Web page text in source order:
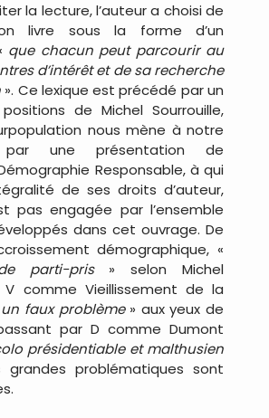
la lecture, l’auteur a choisi de
livre sous la forme d’un
que chacun peut parcourir au
d’intérêt et de sa recherche
». Ce lexique est précédé par un
de Michel Sourrouille,
nous mène à notre
une présentation de
Responsable, à qui
de ses droits d’auteur,
pas engagée par l’ensemble
dans cet ouvrage. De
démographique, «
parti-pris» selon Michel
V comme Vieillissement de la
un faux problème» aux yeux de
par D comme Dumont
présidentiable et malthusien
problématiques sont